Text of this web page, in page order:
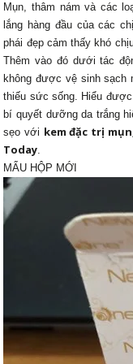
Mụn, thâm nám và các
lắng hàng đầu của các
phái đẹp cảm thấy khó
Thêm vào đó dưới tác
không được vệ sinh sạch
thiếu sức sống. Hiểu
bí quyết dưỡng da trắng
sẹo với kem đặc trị
Today.
MẨU HỘP MỚI